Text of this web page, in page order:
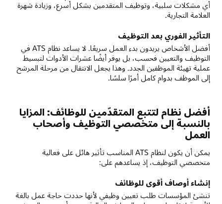
أي مشكلات سلبية، وتوظيف المتقدمين بشكل أسرع، وزيادة شهرة
العلامة التجارية.
التأثير الفوري بعد التوظيف
أفضل الأشخاص يريدون بدء العمل سريعًا. لا يساعد نظام ATS في
التوظيف والتعيين فحسب، بل يوفر أيضًا عشرات الأدوات لتبسيط
عملية تهيئة الموظفين الجدد. وهذا يجعل الانتقال من مرحلة المرشح
إلى الموظف بدوام كامل أمرًا سلسًا.
أفضل نظام لتتبع المتقدّمين للوظائف: المزايا
بالنسبة إلى متخصصي التوظيف وأصحاب
العمل
يمكن أن يكون لنظام ATS المناسب تأثير هائل على فعالية
متخصصي التوظيف، إذ يساعدهم على:
إنشاء أوصاف أقوى للوظائف
تنشئ المؤسسات طلب تعيين وظيفي لأنها حددت حاجة عمل بالغة